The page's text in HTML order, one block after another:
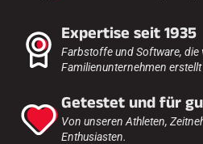
Expertise seit 1935
Farbstoffe und Software, die
Familienunternehmen
Getestet und für
Von unseren Athleten,
Enthusiasten.